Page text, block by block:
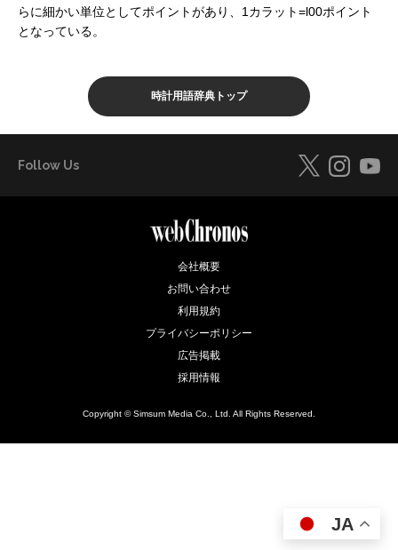
らに細かい単位としてポイントがあり、1カラット=l00ポイント
となっている。
時計用語辞典トップ
Follow Us
会社概要
お問い合わせ
利用規約
プライバシーポリシー
広告掲載
採用情報
Copyright © Simsum Media Co., Ltd. All Rights Reserved.
JA